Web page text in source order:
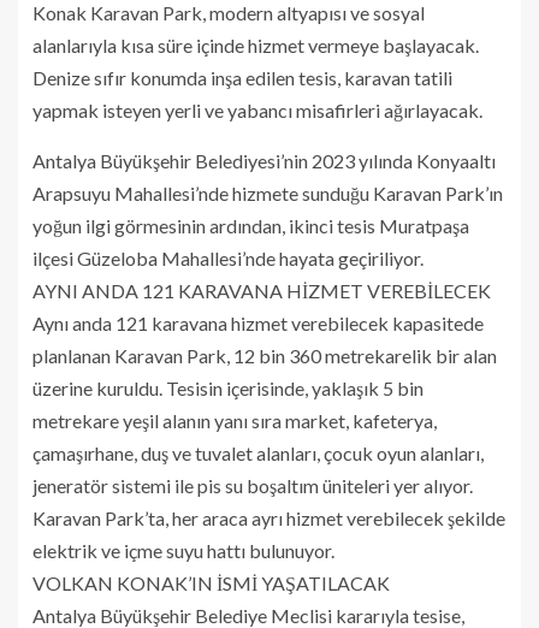
Konak Karavan Park, modern altyapısı ve sosyal
alanlarıyla kısa süre içinde hizmet vermeye başlayacak.
Denize sıfır konumda inşa edilen tesis, karavan tatili
yapmak isteyen yerli ve yabancı misafirleri ağırlayacak.
Antalya Büyükşehir Belediyesi’nin 2023 yılında Konyaaltı
Arapsuyu Mahallesi’nde hizmete sunduğu Karavan Park’ın
yoğun ilgi görmesinin ardından, ikinci tesis Muratpaşa
ilçesi Güzeloba Mahallesi’nde hayata geçiriliyor.
AYNI ANDA 121 KARAVANA HİZMET VEREBİLECEK
Aynı anda 121 karavana hizmet verebilecek kapasitede
planlanan Karavan Park, 12 bin 360 metrekarelik bir alan
üzerine kuruldu. Tesisin içerisinde, yaklaşık 5 bin
metrekare yeşil alanın yanı sıra market, kafeterya,
çamaşırhane, duş ve tuvalet alanları, çocuk oyun alanları,
jeneratör sistemi ile pis su boşaltım üniteleri yer alıyor.
Karavan Park’ta, her araca ayrı hizmet verebilecek şekilde
elektrik ve içme suyu hattı bulunuyor.
VOLKAN KONAK’IN İSMİ YAŞATILACAK
Antalya Büyükşehir Belediye Meclisi kararıyla tesise,